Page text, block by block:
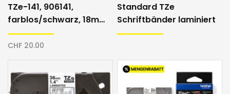
TZe-141, 906141,
farblos/schwarz, 18mm,
Schriftband
CHF 20.00
Standard TZe
Schriftbänder laminiert